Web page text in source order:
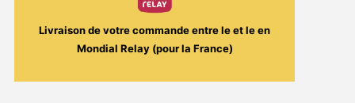
Livraison de votre commande entre leet leen
Mondial Relay (pour la France)